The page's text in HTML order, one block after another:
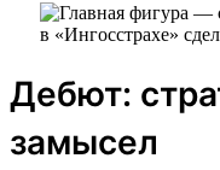
Дебют:
замысел